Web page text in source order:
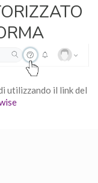
utilizzando il link del